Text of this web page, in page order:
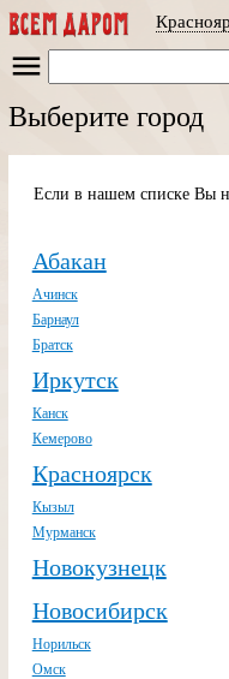
Выберите город
Если в нашем списке Вы
Абакан
Ачинск
Барнаул
Братск
Иркутск
Канск
Кемерово
Красноярск
Кызыл
Мурманск
Новокузнецк
Новосибирск
Норильск
Омск